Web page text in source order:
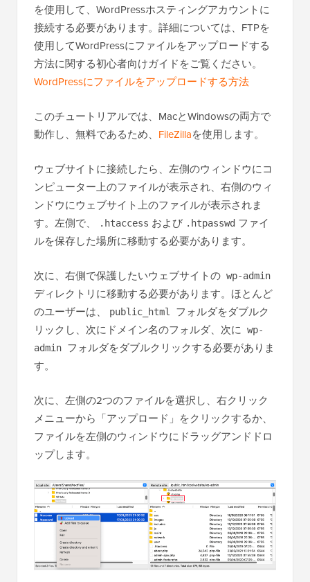
を使用して、WordPressホスティングアカウントに
接続する必要があります。詳細については、FTPを
使用してWordPressにファイルをアップロードする
方法に関する初心者向けガイドをご覧ください。
WordPressにファイルをアップロードする方法
このチュートリアルでは、MacとWindowsの両方で
動作し、無料であるため、 FileZillaを使用します。
ウェブサイトに接続したら、左側のウィンドウにコ
ンピューター上のファイルが表示され、右側のウィ
ンドウにウェブサイト上のファイルが表示されま
す。左側で、
.htaccess および .htpasswd ファイ
ルを保存した場所に移動する必要があります。
次に、右側で保護したいウェブサイトの wp-admin
ディレクトリに移動する必要があります。ほとんど
のユーザーは、
public_html
フォルダをダブルク
リックし、次にドメイン名のフォルダ、次に wp-
admin フォルダをダブルクリックする必要がありま
す。
次に、左側の2つのファイルを選択し、右クリック
メニューから「アップロード」をクリックするか、
ファイルを左側のウィンドウにドラッグアンドドロ
ップします。